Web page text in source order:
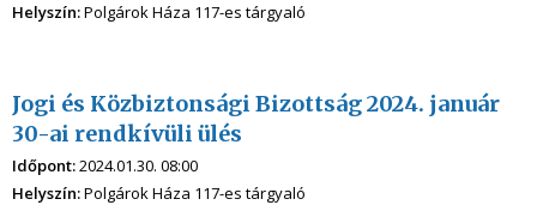
Helyszín:Polgárok Háza 117-es tárgyaló
Jogi és Közbiztonsági Bizottság 2024. január
30-ai rendkívüli ülés
Időpont:2024.01.30. 08:00
Helyszín:Polgárok Háza 117-es tárgyaló